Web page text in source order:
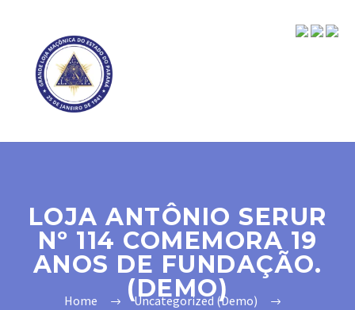
LOJA ANTÔNIO SERUR
Nº 114 COMEMORA 19
ANOS DE FUNDAÇÃO.
(DEMO)
Home
Uncategorized (Demo)